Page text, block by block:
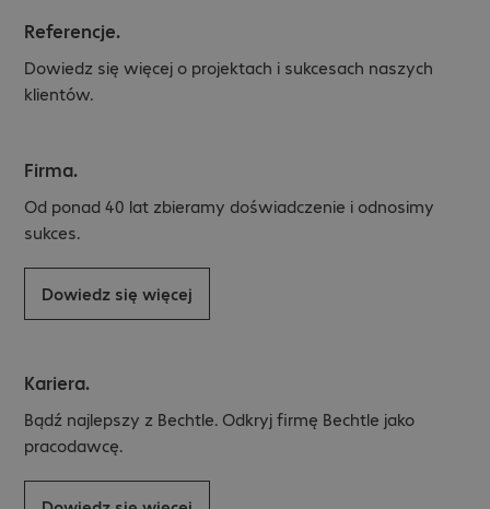
Referencje.
Dowiedz się więcej o projektach i sukcesach naszych
klientów.
Firma.
Od ponad 40 lat zbieramy doświadczenie i odnosimy
sukces.
Dowiedz się więcej
Kariera.
Bądź najlepszy z Bechtle. Odkryj firmę Bechtle jako
pracodawcę.